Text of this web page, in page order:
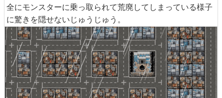
全にモンスターに乗っ取られて荒廃してしまっている様子
に驚きを隠せないじゅうじゅう。